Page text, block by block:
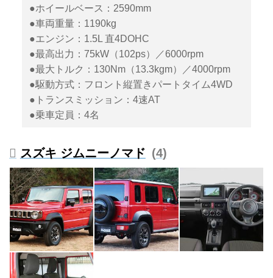
●ホイールベース：2590mm
●車両重量：1190kg
●エンジン：1.5L 直4DOHC
●最高出力：75kW（102ps）／6000rpm
●最大トルク：130Nm（13.3kgm）／4000rpm
●駆動方式：フロント縦置きパートタイム4WD
●トランスミッション：4速AT
●乗車定員：4名
スズキ ジムニーノマド 4